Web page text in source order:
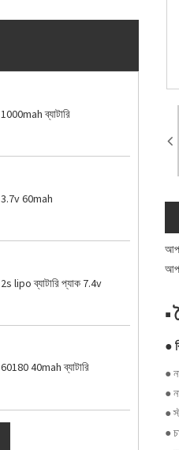
1000mah ব্যাটারি
3.7v 60mah
2s lipo ব্যাটারি প্যাক 7.4v
60180 40mah ব্যাটারি
■
●
●
●
●
●